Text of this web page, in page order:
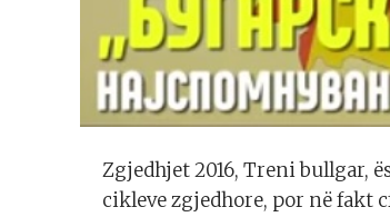
Zgjedhjet 2016, Treni bullgar,
cikleve zgjedhore, por në fakt